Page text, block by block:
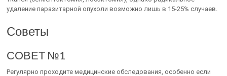
удаление паразитарной опухоли возможно лишь в 15-25% случаев.
Советы
СОВЕТ №1
Регулярно проходите медицинские обследования, особенно если